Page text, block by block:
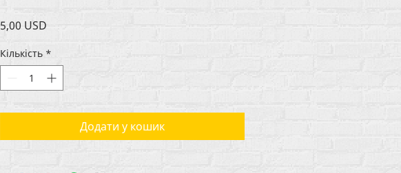
5,00 USD
Кількість *
Додати у кошик